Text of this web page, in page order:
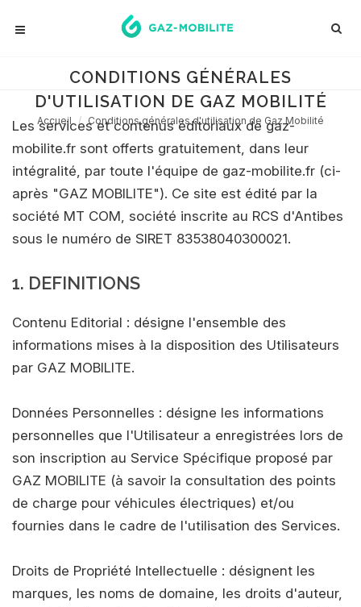
CONDITIONS GÉNÉRALES
D'UTILISATION DE GAZ MOBILITÉ
Accueil Conditions générales d'utilisation de Gaz Mobilité
Les services et contenus éditoriaux de gaz-
mobilite.fr sont offerts gratuitement, dans leur
intégralité, par toute l'équipe de gaz-mobilite.fr (ci-
après "GAZ MOBILITE"). Ce site est édité par la
société MT COM, société inscrite au RCS d'Antibes
sous le numéro de SIRET 83538040300021.
1. DEFINITIONS
Contenu Editorial : désigne l'ensemble des
informations mises à la disposition des Utilisateurs
par GAZ MOBILITE.
Données Personnelles : désigne les informations
personnelles que l'Utilisateur a enregistrées lors de
son inscription au Service Spécifique proposé par
GAZ MOBILITE (à savoir la consultation des points
de charge pour véhicules électriques) et/ou
fournies dans le cadre de l'utilisation des Services.
Droits de Propriété Intellectuelle : désignent les
marques, les noms de domaine, les droits d'auteur,